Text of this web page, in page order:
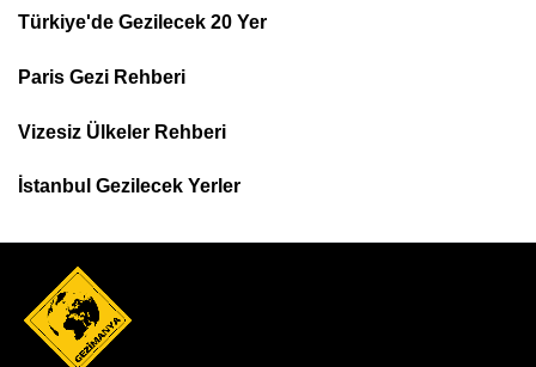
Top
Menu
Türkiye'de Gezilecek 20 Yer
Paris Gezi Rehberi
Vizesiz Ülkeler Rehberi
İstanbul Gezilecek Yerler